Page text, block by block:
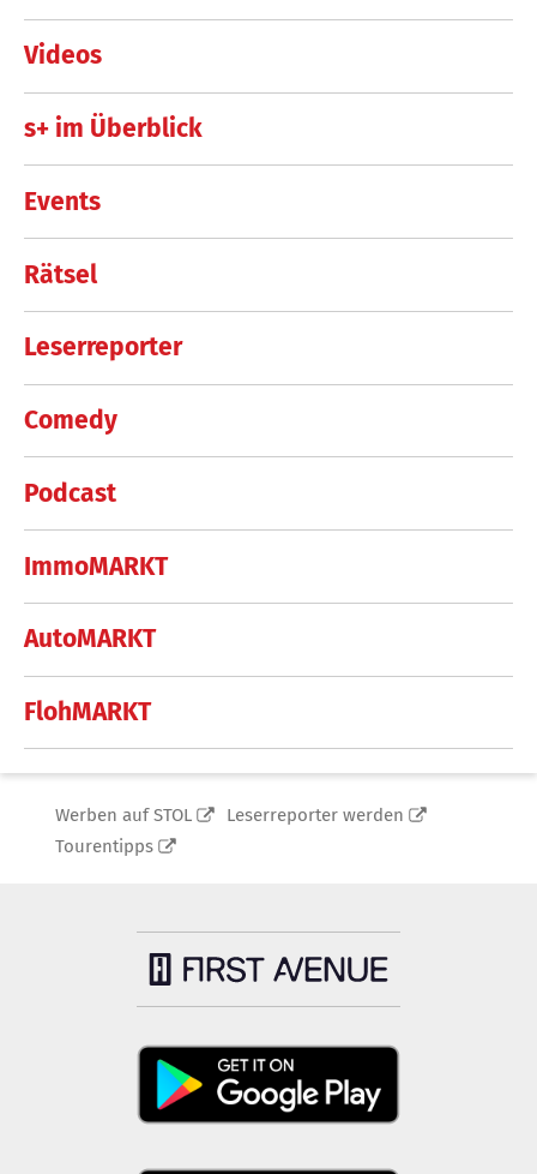
Videos
s+ im Überblick
Events
Rätsel
Leserreporter
Comedy
Podcast
ImmoMARKT
AutoMARKT
FlohMARKT
Werben auf STOL
Leserreporter werden
Tourentipps